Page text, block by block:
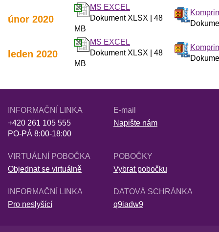
únor 2020
MS EXCEL
Dokument XLSX | 48
MB
leden 2020
MS EXCEL
Dokument XLSX | 48
MB
INFORMAČNÍ LINKA
+420 261 105 555
PO-PÁ 8:00-18:00
E-mail
Napište nám
VIRTUÁLNÍ POBOČKA
Objednat se virtuálně
POBOČKY
Vybrat pobočku
INFORMAČNÍ LINKA
Pro neslyšící
DATOVÁ SCHRÁNKA
q9iadw9